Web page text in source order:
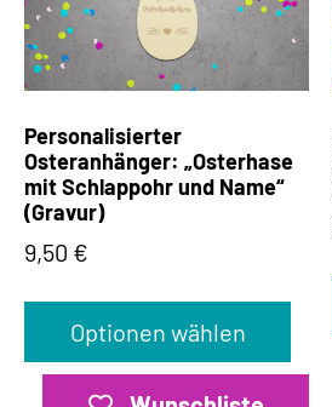
Personalisierter
Osteranhänger: „Osterhase
mit Schlappohr und Name“
(Gravur)
9,50 €
Optionen wählen